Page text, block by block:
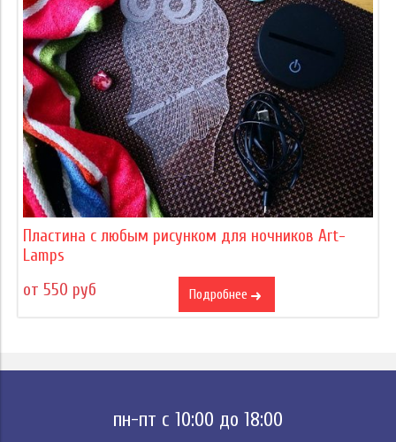
Пластина с любым рисунком для ночников Art-
Lamps
от 550 руб
Подробнее
пн-пт с 10:00 до 18:00